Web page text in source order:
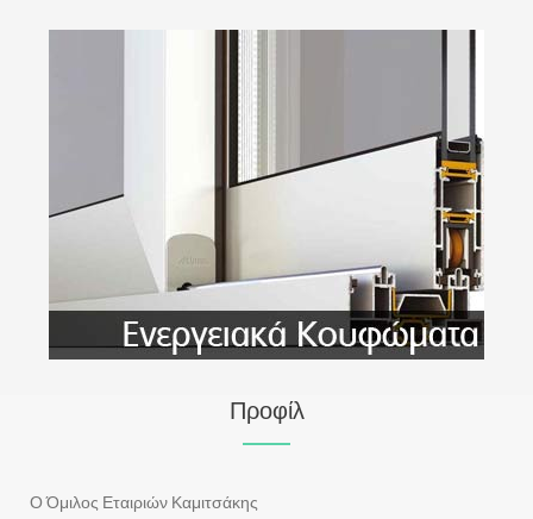
Προφίλ
Ο Όμιλος Εταιριών Καμιτσάκης